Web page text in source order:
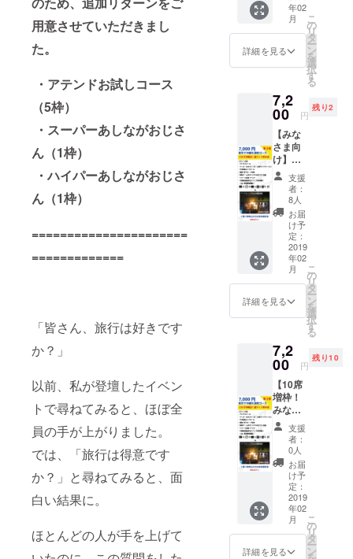
用意させていただきまし
た。
・アテンドお試しコース
（5枠）
・スーパーあしながおじさ
ん（1枠）
・ハイパーあしながおじさ
ん（1枠）
======================
=============
「皆さん、旅行は好きです
か？」
以前、私が登壇したイベン
トで尋ねてみると、ほぼ全
員の手が上がりました。
では、「旅行は得意です
か？」と尋ねてみると、面
白い結果に。
ほとんどの人が手を上げて
リリー
ス時の
イベン
トを
「アテ
ン
ダー」
を共に
盛り上
げてく
れる方
※リリー
ス記念
イベン
トの日
程は、
2019/02
/09(土)
午後を
ていま
す。
プ招待
・オン
ライン
なんで
【こん
な方に
おすす
め】 ・
アテン
ダーで
のあれ
これ ・
人生
観、ビ
ジネス
やキャ
リアに
ついて
・単に
喋りた
いだけ
※Googl
eハング
アウト
使おう
と思っ
てま
す。 事
前にFB
とかで
繋がれ
れば。
プに宣
伝投稿
（１種
類） ・
リリー
ス記念
ト商品
設置＆
宣伝
（チラ
シorパ
ネル設
置可、
販売不
可）
【こん
な方に
おすす
め】 ・
地方の
特産品
や商品
を扱う
様 ・商
品や旅
プラン
をPRし
たい方
・お手
軽なPR
をした
い方
【参
考】 少
なくと
もアテ
ンダー
に興味
がある
支援者
年02
月
詳細を見る
こ
の
リ
タ
ー
ン
を
選
択
す
る
7,2
00 円
残り2
【みな
さま向
け】東
京で沖
縄を満
喫コー
ス（第
２弾）
※第１弾
を購入
した方
は参加
権利
有！ ・
サンク
スメー
グッズ
（ロゴ
ステッ
カー、
超クリ
アファ
イル）
・PR動
画のエ
ンド
ロール
に掲載
・「ア
テン
ダー支
援者様
限定グ
支援
者：
8人
お届
け予
定：
2019
年02
月
詳細を見る
こ
の
リ
タ
ー
ン
を
選
択
す
る
7,2
00 円
残り10
【10席
増枠！
みなさ
ま向
け】東
京で沖
縄を満
喫コー
ス（第
２弾）
※第１弾
を購入
した方
は参加
支援
者：
0人
お届
け予
定：
2019
年02
月
詳細を見る
こ
の
リ
タ
ー
ン